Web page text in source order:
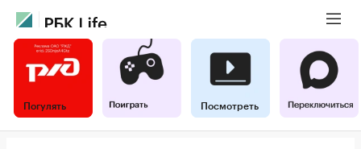
Погулять Посмотреть